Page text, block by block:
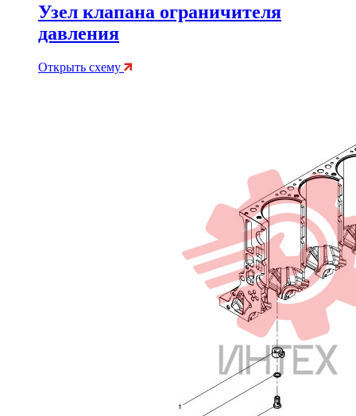
Узел клапана ограничителя
давления
Открыть схему